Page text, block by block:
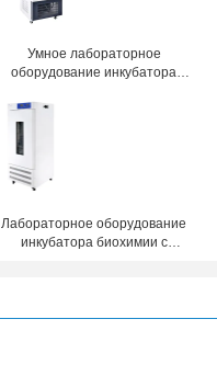
Умное лабораторное
оборудование инкубатора
внутренним дизайном
загонянным в угол кругом
Лабораторное оборудование
инкубатора биохимии с